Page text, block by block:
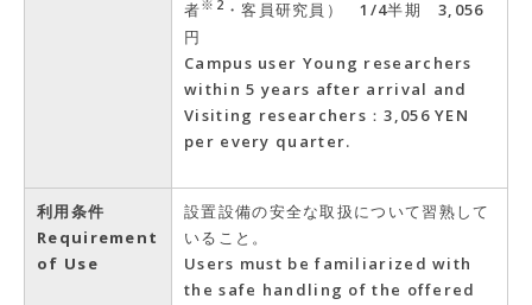
者※2 ・客員研究員） 1/4半期 3,056
円
Campus user Young researchers
within 5 years after arrival and
Visiting researchers：3,056 YEN
per every quarter.
利用条件
Requirement
of Use
設置設備の安全な取扱について習熟して
いること。
Users must be familiarized with
the safe handling of the offered